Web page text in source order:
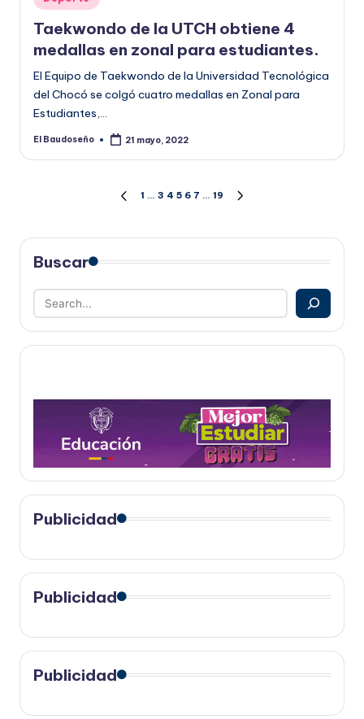
en
Taekwondo de la UTCH obtiene 4
medallas en zonal para estudiantes.
El Equipo de Taekwondo de la Universidad Tecnológica
del Chocó se colgó cuatro medallas en Zonal para
Estudiantes,…
Publicado
El Baudoseño 21 mayo, 2022
Paginación
de
entradas
PÁGINA
1 … 3 4 5 6 7 … 19
Buscar
Publicidad
Publicidad
Publicidad